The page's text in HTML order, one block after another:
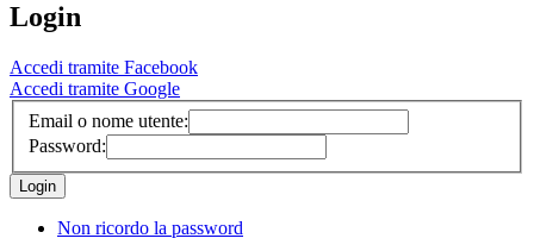
Login
Accedi tramite Facebook
Accedi tramite Google
Email o nome utente:
Password:
Non ricordo la password